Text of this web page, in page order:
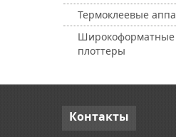
Термоклеевые
Широкоформатные
плоттеры
Контакты